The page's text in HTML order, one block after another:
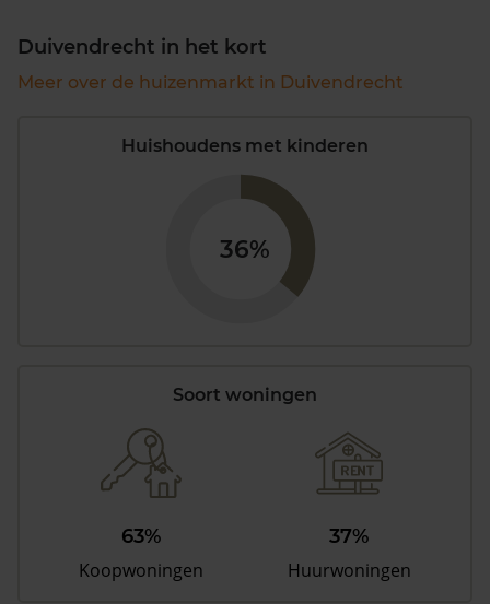
Duivendrecht in het kort
Meer over de huizenmarkt in Duivendrecht
Huishoudens met kinderen
36%
Soort woningen
63%
Koopwoningen
37%
Huurwoningen